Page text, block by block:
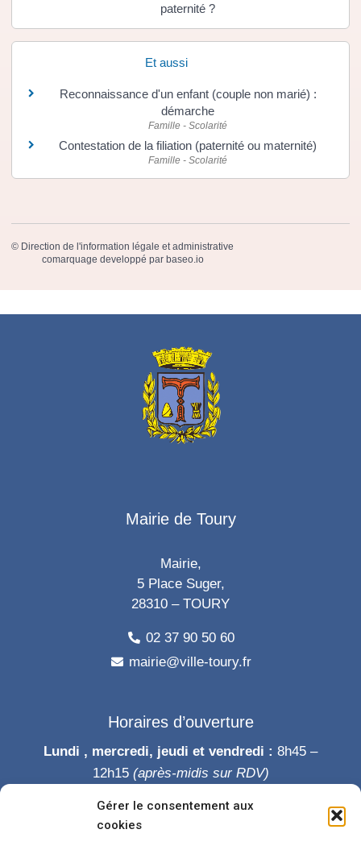
Gérer le consentement aux
cookies
paternité ?
Et aussi
Reconnaissance d'un enfant (couple non marié) :
démarche
Famille - Scolarité
Contestation de la filiation (paternité ou maternité)
Famille - Scolarité
© Direction de l'information légale et administrative
comarquage developpé par baseo.io
Mairie de Toury
Mairie,
5 Place Suger,
28310 – TOURY
02 37 90 50 60
mairie@ville-toury.fr
Horaires d’ouverture
Lundi , mercredi, jeudi et vendredi : 8h45 –
12h15 (après-midis sur RDV)